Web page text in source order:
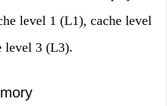
level 1 (L1), cache level
level 3 (L3).